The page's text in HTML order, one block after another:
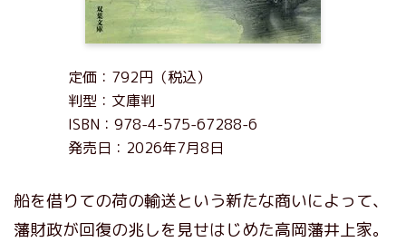
定価：792円（税込）
判型：文庫判
ISBN：978-4-575-67288-6
発売日：2026年7月8日
船を借りての荷の輸送という新たな商いによって、
藩財政が回復の兆しを見せはじめた高岡藩井上家。